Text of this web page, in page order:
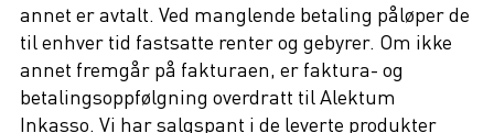
annet er avtalt. Ved manglende betaling påløper de
til enhver tid fastsatte renter og gebyrer. Om ikke
annet fremgår på fakturaen, er faktura- og
betalingsoppfølgning overdratt til Alektum
Inkasso. Vi har salgspant i de leverte produkter